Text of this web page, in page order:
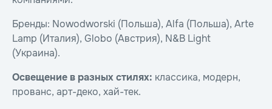
Бренды: Nowodworski (Польша), Alfa (Польша), Arte
Lamp (Италия), Globo (Aвстрия), N&B Light
(Украина).
Освещение в разных стилях: классика, модерн,
прованс, арт-деко, хай-тек.